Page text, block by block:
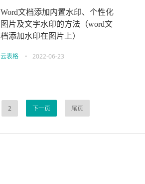
Word文档添加内置水印、个性化
图片及文字水印的方法（word文
档添加水印在图片上）
云表格 • 2022-06-23
2 下一页 尾页